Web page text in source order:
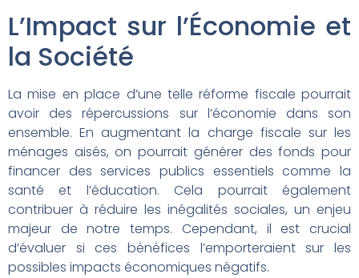
L’Impact sur l’Économie et
la Société
La mise en place d’une telle réforme fiscale pourrait
avoir des répercussions sur l’économie dans son
ensemble. En augmentant la charge fiscale sur les
ménages aisés, on pourrait générer des fonds pour
financer des services publics essentiels comme la
santé et l’éducation. Cela pourrait également
contribuer à réduire les inégalités sociales, un enjeu
majeur de notre temps. Cependant, il est crucial
d’évaluer si ces bénéfices l’emporteraient sur les
possibles impacts économiques négatifs.